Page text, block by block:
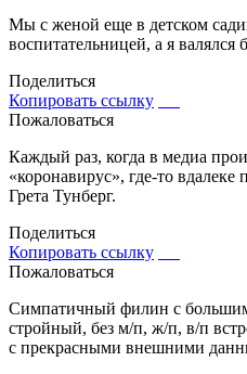
Мы с женой еще в детском
воспитательницей, а я
Поделиться
Копировать ссылку
Пожаловаться
Каждый раз, когда в медиа
«коронавирус», где-то вдалеке
Грета Тунберг.
Поделиться
Копировать ссылку
Пожаловаться
Симпатичный филин с
стройный, без м/п, ж/п, в/п
с прекрасными внешними